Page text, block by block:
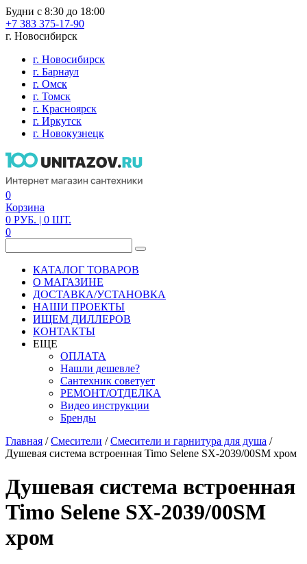
Будни с 8:30 до 18:00
+7 383 375-17-90
г. Новосибирск
г. Новосибирск
г. Барнаул
г. Омск
г. Томск
г. Красноярск
г. Иркутск
г. Новокузнецк
0
Корзина
0 РУБ. | 0 ШТ.
0
КАТАЛОГ ТОВАРОВ
О МАГАЗИНЕ
ДОСТАВКА/УСТАНОВКА
НАШИ ПРОЕКТЫ
ИЩЕМ ДИЛЛЕРОВ
КОНТАКТЫ
ЕЩЕ
ОПЛАТА
Нашли дешевле?
Сантехник советует
РЕМОНТ/ОТДЕЛКА
Видео инструкции
Бренды
Главная /Смесители /Смесители и гарнитура для душа /
Душевая система встроенная Timo Selene SX-2039/00SM хром
Душевая система встроенная
Timo Selene SX-2039/00SM
хром